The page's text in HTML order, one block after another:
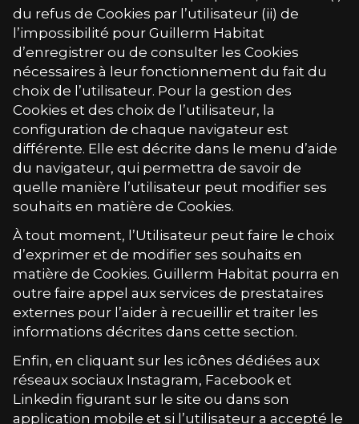
du refus de Cookies par l’utilisateur (ii) de
l’impossibilité pour Guillerm Habitat
d’enregistrer ou de consulter les Cookies
nécessaires à leur fonctionnement du fait du
choix de l’utilisateur. Pour la gestion des
Cookies et des choix de l’utilisateur, la
configuration de chaque navigateur est
différente. Elle est décrite dans le menu d’aide
du navigateur, qui permettra de savoir de
quelle manière l’utilisateur peut modifier ses
souhaits en matière de Cookies.
À tout moment, l’Utilisateur peut faire le choix
d’exprimer et de modifier ses souhaits en
matière de Cookies. Guillerm Habitat pourra en
outre faire appel aux services de prestataires
externes pour l’aider à recueillir et traiter les
informations décrites dans cette section.
Enfin, en cliquant sur les icônes dédiées aux
réseaux sociaux Instagram, Facebook et
Linkedin figurant sur le site ou dans son
application mobile et si l’utilisateur a accepté le